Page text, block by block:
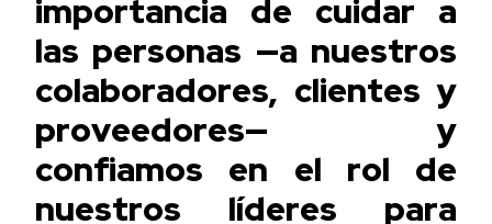
importancia de cuidar a
las personas —a nuestros
colaboradores, clientes y
proveedores— y
confiamos en el rol de
nuestros líderes para